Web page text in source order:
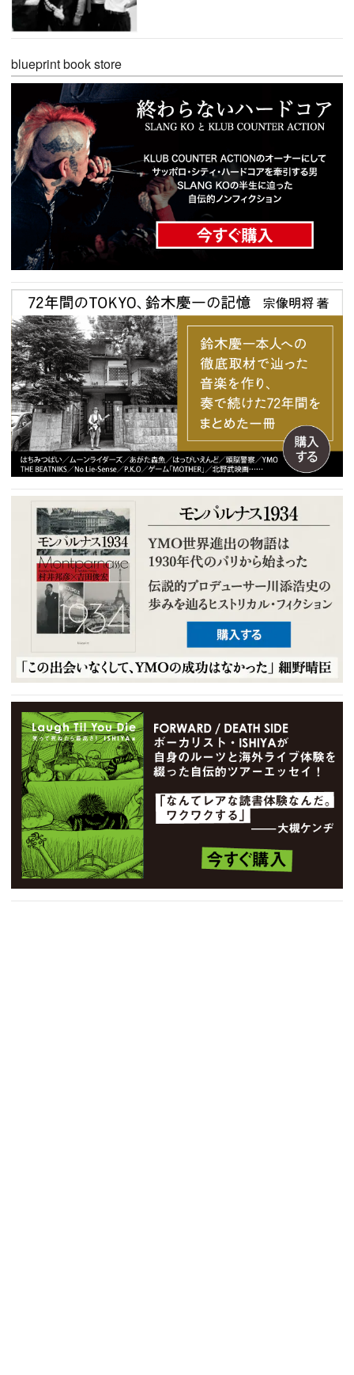
blueprint book store